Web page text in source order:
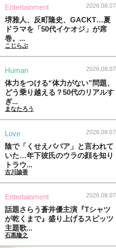
Entertainment 2026.08.07
堺雅人、反町隆史、GACKT…夏
ドラマを「50代イケオジ」が席
巻。...
こじらぶ
Human 2026.08.07
体力をつける“体力がない”問題、
どう乗り越える？50代のリアルす
ぎ...
まなたろう
Love 2026.08.07
陰で「くせえババア」と言われて
いた…年下彼氏のウラの顔を知り
トラウ...
古川諭香
Entertainment 2026.08.07
話題さらう蒼井優主演『Tシャツ
が乾くまで』盛り上げるスピッツ
主題歌...
石黒隆之